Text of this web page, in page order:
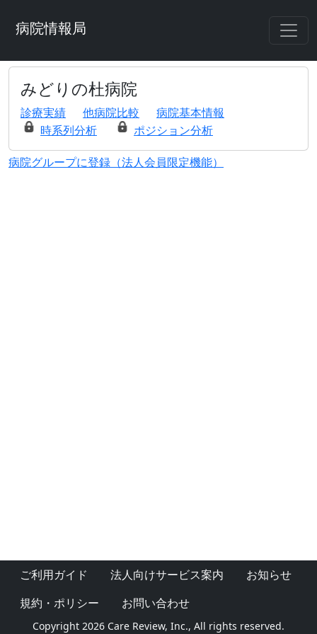
病院情報局
みどりの杜病院
診療実績 他病院比較
病院基本情報
時系列分析
ポジション分析
病院グループに登録（法人会員限定機能）
ご利用ガイド 法人向けサービス案内
お知らせ
規約・ポリシー
お問い合わせ
Copyright 2026 Care Review, Inc., All rights reserved.